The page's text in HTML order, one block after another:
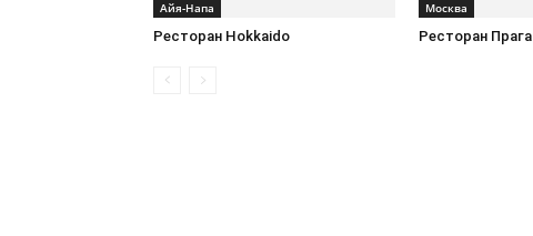
Айя-Напа
Ресторан Hokkaido
Москва
Ресторан Прага